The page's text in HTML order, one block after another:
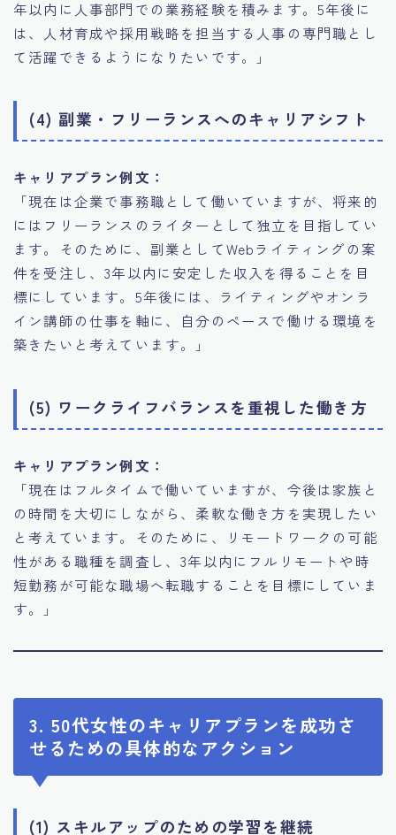
年以内に人事部門での業務経験を積みます。5年後に
は、人材育成や採用戦略を担当する人事の専門職とし
て活躍できるようになりたいです。」
(4) 副業・フリーランスへのキャリアシフト
キャリアプラン例文：
「現在は企業で事務職として働いていますが、将来的
にはフリーランスのライターとして独立を目指してい
ます。そのために、副業としてWebライティングの案
件を受注し、3年以内に安定した収入を得ることを目
標にしています。5年後には、ライティングやオンラ
イン講師の仕事を軸に、自分のペースで働ける環境を
築きたいと考えています。」
(5) ワークライフバランスを重視した働き方
キャリアプラン例文：
「現在はフルタイムで働いていますが、今後は家族と
の時間を大切にしながら、柔軟な働き方を実現したい
と考えています。そのために、リモートワークの可能
性がある職種を調査し、3年以内にフルリモートや時
短勤務が可能な職場へ転職することを目標にしていま
す。」
3. 50代女性のキャリアプランを成功さ
せるための具体的なアクション
(1) スキルアップのための学習を継続